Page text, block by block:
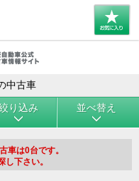
中古車
り込み 並べ替え
車は0台です。
下さい。